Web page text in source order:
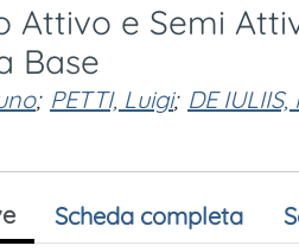
Attivo e Semi
Base
; PETTI, Luigi; DE
Scheda completa